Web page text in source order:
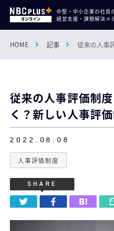
中堅・中小企業の社長
経営支援・課題解決メ
HOME 記事 従来の人事
従来の人事評価制
く？新しい人事評
2022.08.08
人事評価制度
SHARE